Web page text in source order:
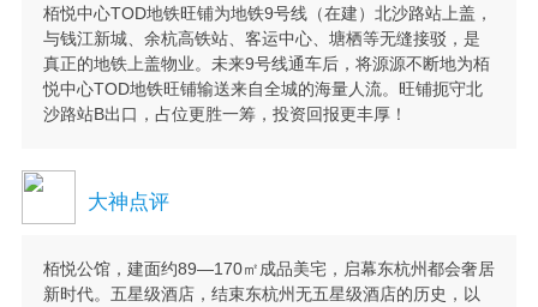
栢悦中心TOD地铁旺铺为地铁9号线（在建）北沙路站上盖，
与钱江新城、余杭高铁站、客运中心、塘栖等无缝接驳，是
真正的地铁上盖物业。未来9号线通车后，将源源不断地为栢
悦中心TOD地铁旺铺输送来自全城的海量人流。旺铺扼守北
沙路站B出口，占位更胜一筹，投资回报更丰厚！
大神点评
栢悦公馆，建面约89—170㎡成品美宅，启幕东杭州都会奢居
新时代。五星级酒店，结束东杭州无五星级酒店的历史，以